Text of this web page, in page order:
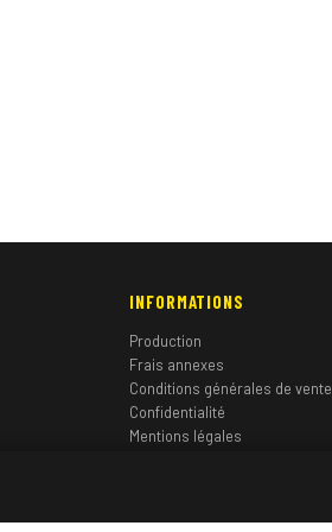
INFORMATIONS
Production
Frais annexes
Conditions générales de vente
Confidentialité
Mentions légales